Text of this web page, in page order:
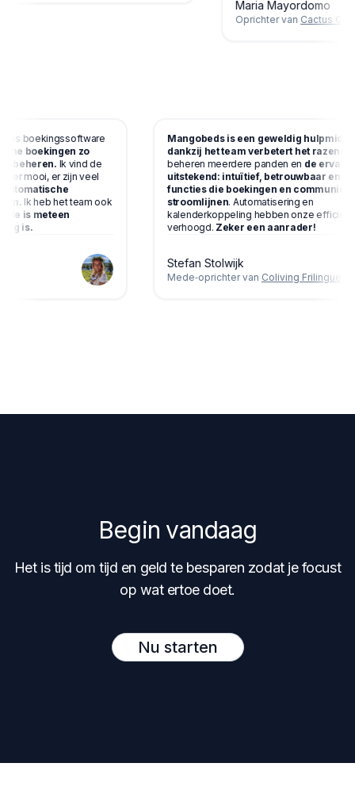
Maria Mayordomo
Oprichter vanCactus
als boekingssoftware
me boekingen zo
te beheren.Ik vind de
mooi, er zijn veel
automatische
Ik heb het team ook
die is meteen
is.
Mangobeds is een geweldig
dankzij het team verbetert het
beheren meerdere panden ende
uitstekend: intuïtief, betrouwbaar en
functies die boekingen en
stroomlijnen. Automatisering en
kalenderkoppeling hebben onze
verhoogd.Zeker een aanrader!
Stefan Stolwijk
Mede‑oprichter vanColiving Frilingue
Begin vandaag
Het is tijd om tijd en geld te besparen zodat je focust
op wat ertoe doet.
Nu starten